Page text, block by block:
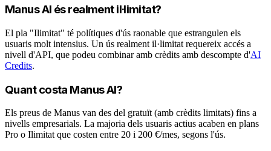
Manus AI és realment il·limitat?
El pla "Ilimitat" té polítiques d'ús raonable que estrangulen els
usuaris molt intensius. Un ús realment il·limitat requereix accés a
nivell d'API, que podeu combinar amb crèdits amb descompte d'AI
Credits.
Quant costa Manus AI?
Els preus de Manus van des del gratuït (amb crèdits limitats) fins a
nivells empresarials. La majoria dels usuaris actius acaben en plans
Pro o Ilimitat que costen entre 20 i 200 €/mes, segons l'ús.